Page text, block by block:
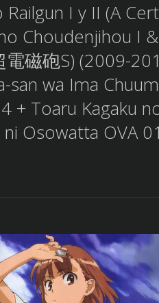
I y II (A
Choudenjihou I
磁砲S) (2009-
san wa Ima
+ Toaru Kagaku
Osowatta OVA